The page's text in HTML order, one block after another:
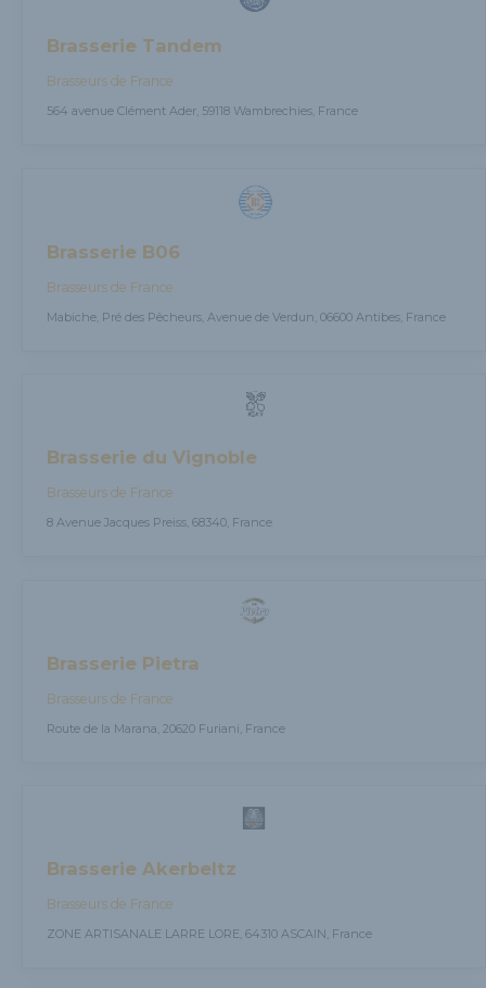
Brasserie Tandem
Brasseurs de France
564 avenue Clément Ader, 59118 Wambrechies, France
Brasserie B06
Brasseurs de France
Mabiche, Pré des Pêcheurs, Avenue de Verdun, 06600 Antibes, France
Brasserie du Vignoble
Brasseurs de France
8 Avenue Jacques Preiss, 68340, France
Brasserie Pietra
Brasseurs de France
Route de la Marana, 20620 Furiani, France
Brasserie Akerbeltz
Brasseurs de France
ZONE ARTISANALE LARRE LORE, 64310 ASCAIN, France